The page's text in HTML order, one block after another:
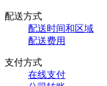
配送方式
配送时间和区域
配送费用
支付方式
在线支付